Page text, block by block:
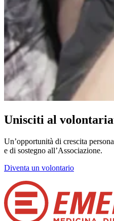
Unisciti al
Un’opportunità di crescita
e di sostegno all’Associazione.
Diventa un volontario